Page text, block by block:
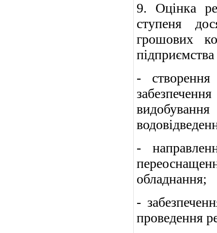
9. Оцінка
ступеня
грошових
підприємства
-
-
обладнання;
-
проведення